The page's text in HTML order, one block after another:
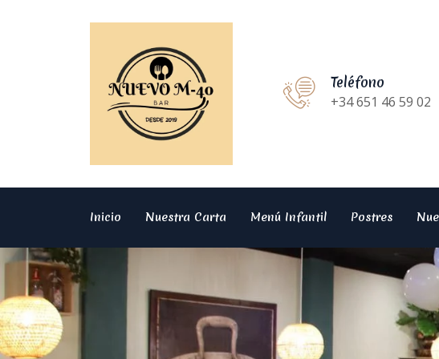
Teléfono
+34 651 46 59 02
Inicio Nuestra Carta Menú Infantil Postres